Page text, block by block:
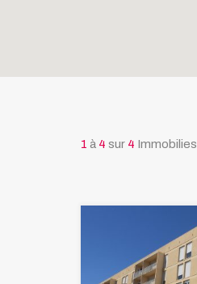
1 à 4 sur 4 Immobilies